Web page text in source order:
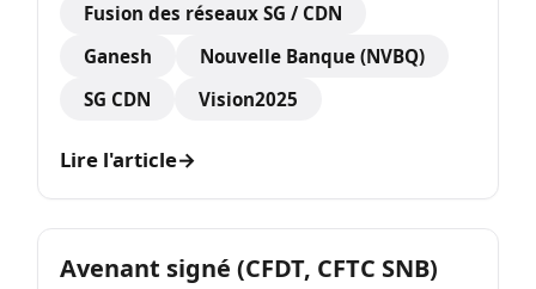
Fusion des réseaux SG / CDN
Ganesh
Nouvelle Banque (NVBQ)
SG CDN
Vision2025
Lire l'article→
Avenant signé (CFDT, CFTC SNB)